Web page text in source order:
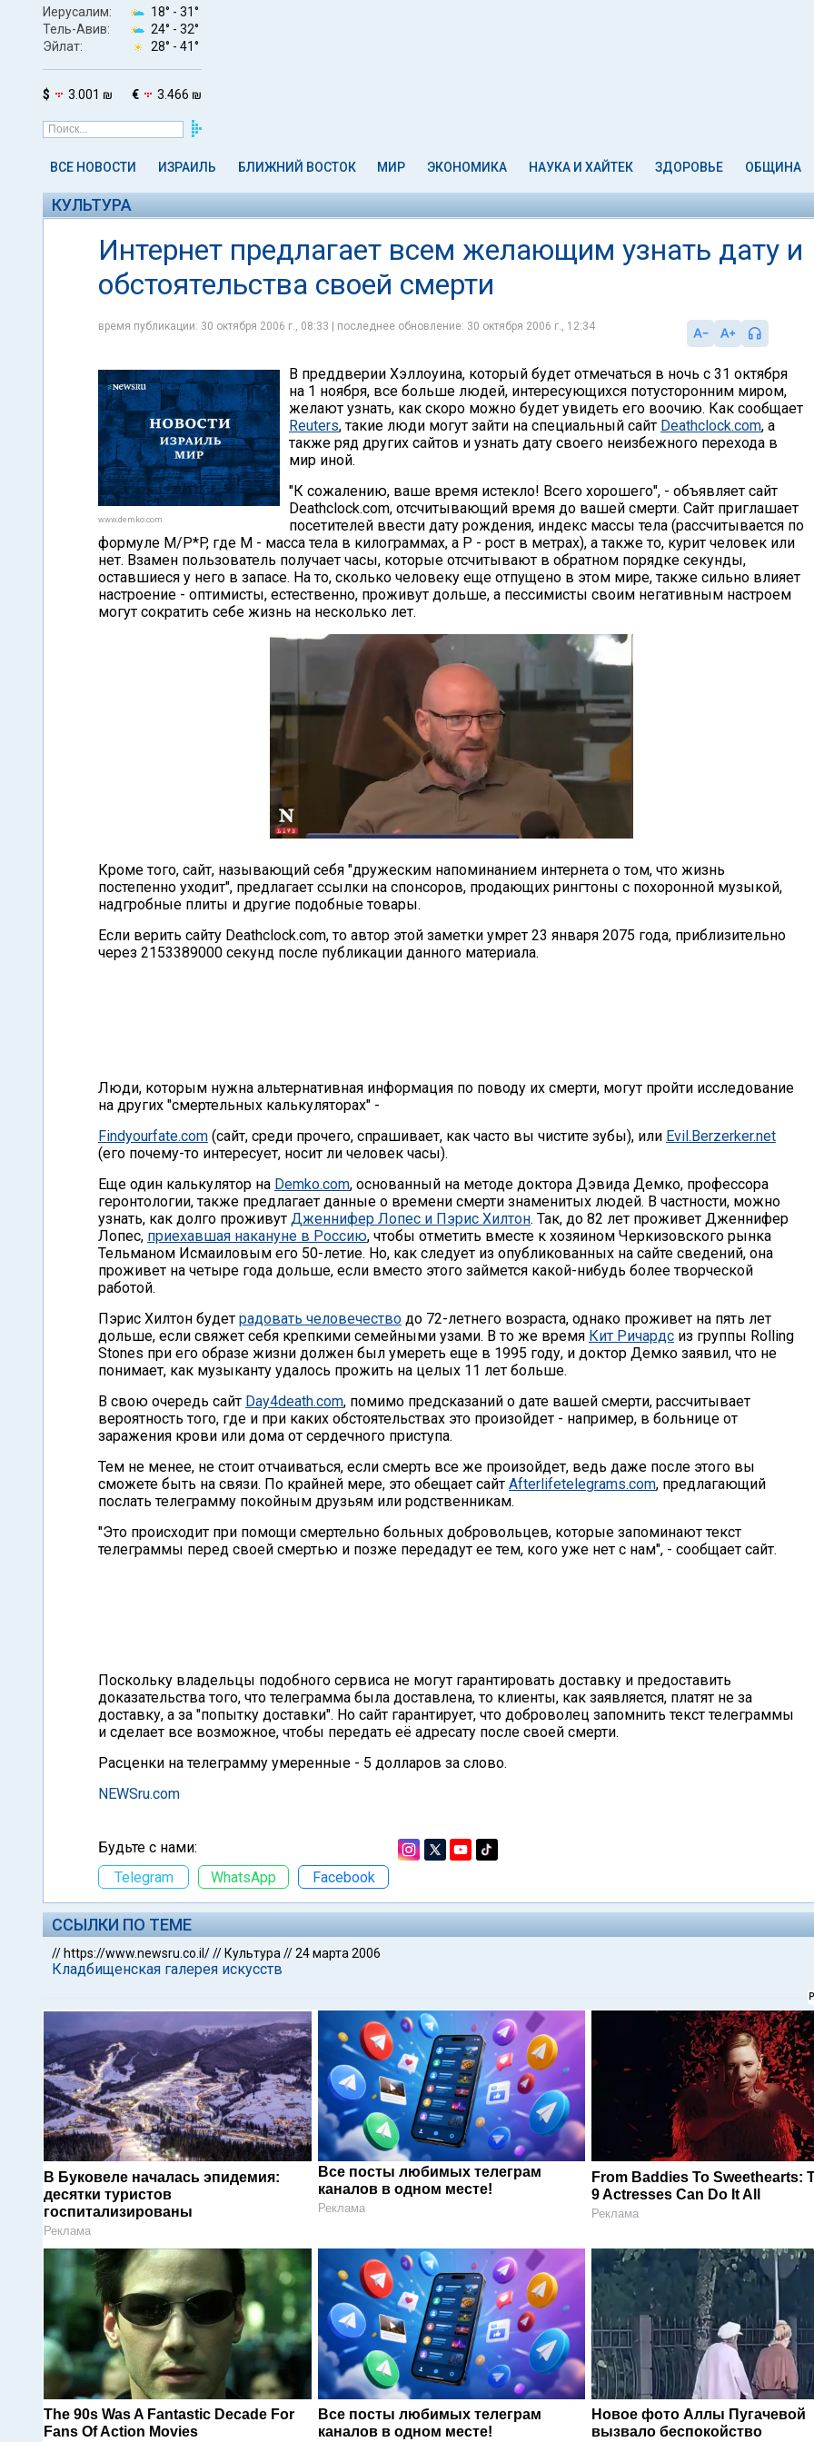
Иерусалим: 18° - 31°
Тель-Авив:
24° - 32°
Эйлат:
28° - 41°
$ 3.001 ₪ € 3.466 ₪
ВСЕ НОВОСТИ ИЗРАИЛЬ БЛИЖНИЙ ВОСТОК МИР ЭКОНОМИКА НАУКА И ХАЙТЕК ЗДОРОВЬЕ ОБЩИНА
КУЛЬТУРА
Интернет предлагает всем желающим узнать дату и
обстоятельства своей смерти
время публикации: 30 октября 2006 г., 08:33 | последнее обновление: 30 октября 2006 г., 12:34
www.demko.com
В преддверии Хэллоуина, который будет отмечаться в ночь с 31 октября
на 1 ноября, все больше людей, интересующихся потусторонним миром,
желают узнать, как скоро можно будет увидеть его воочию. Как сообщает
Reuters, такие люди могут зайти на специальный сайт Deathclock.com, а
также ряд других сайтов и узнать дату своего неизбежного перехода в
мир иной.
"К сожалению, ваше время истекло! Всего хорошего", - объявляет сайт
Deathclock.com, отсчитывающий время до вашей смерти. Сайт приглашает
посетителей ввести дату рождения, индекс массы тела (рассчитывается по
формуле M/P*P, где M - масса тела в килограммах, а P - рост в метрах), а также то, курит человек или
нет. Взамен пользователь получает часы, которые отсчитывают в обратном порядке секунды,
оставшиеся у него в запасе. На то, сколько человеку еще отпущено в этом мире, также сильно влияет
настроение - оптимисты, естественно, проживут дольше, а пессимисты своим негативным настроем
могут сократить себе жизнь на несколько лет.
Кроме того, сайт, называющий себя "дружеским напоминанием интернета о том, что жизнь
постепенно уходит", предлагает ссылки на спонсоров, продающих рингтоны с похоронной музыкой,
надгробные плиты и другие подобные товары.
Если верить сайту Deathclock.com, то автор этой заметки умрет 23 января 2075 года, приблизительно
через 2153389000 секунд после публикации данного материала.
Люди, которым нужна альтернативная информация по поводу их смерти, могут пройти исследование
на других "смертельных калькуляторах" -
Findyourfate.com (сайт, среди прочего, спрашивает, как часто вы чистите зубы), или Evil.Berzerker.net
(его почему-то интересует, носит ли человек часы).
Еще один калькулятор на Demko.com, основанный на методе доктора Дэвида Демко, профессора
геронтологии, также предлагает данные о времени смерти знаменитых людей. В частности, можно
узнать, как долго проживут Дженнифер Лопес и Пэрис Хилтон. Так, до 82 лет проживет Дженнифер
Лопес, приехавшая накануне в Россию, чтобы отметить вместе к хозяином Черкизовского рынка
Тельманом Исмаиловым его 50-летие. Но, как следует из опубликованных на сайте сведений, она
проживет на четыре года дольше, если вместо этого займется какой-нибудь более творческой
работой.
Пэрис Хилтон будет радовать человечество до 72-летнего возраста, однако проживет на пять лет
дольше, если свяжет себя крепкими семейными узами. В то же время Кит Ричардс из группы Rolling
Stones при его образе жизни должен был умереть еще в 1995 году, и доктор Демко заявил, что не
понимает, как музыканту удалось прожить на целых 11 лет больше.
В свою очередь сайт Day4death.com, помимо предсказаний о дате вашей смерти, рассчитывает
вероятность того, где и при каких обстоятельствах это произойдет - например, в больнице от
заражения крови или дома от сердечного приступа.
Тем не менее, не стоит отчаиваться, если смерть все же произойдет, ведь даже после этого вы
сможете быть на связи. По крайней мере, это обещает сайт Afterlifetelegrams.com, предлагающий
послать телеграмму покойным друзьям или родственникам.
"Это происходит при помощи смертельно больных добровольцев, которые запоминают текст
телеграммы перед своей смертью и позже передадут ее тем, кого уже нет с нам", - сообщает сайт.
Поскольку владельцы подобного сервиса не могут гарантировать доставку и предоставить
доказательства того, что телеграмма была доставлена, то клиенты, как заявляется, платят не за
доставку, а за "попытку доставки". Но сайт гарантирует, что доброволец запомнить текст телеграммы
и сделает все возможное, чтобы передать её адресату после своей смерти.
Расценки на телеграмму умеренные - 5 долларов за слово.
NEWSru.com
Будьте с нами:
Telegram
WhatsApp Facebook
ССЫЛКИ ПО ТЕМЕ
// https://www.newsru.co.il/// Культура //24 марта 2006
Кладбищенская галерея искусств
В Буковеле началась эпидемия:
десятки туристов
госпитализированы
Реклама
Все посты любимых телеграм
каналов в одном месте!
Реклама
From Baddies To Sweethearts:
9 Actresses Can Do It All
Реклама
The 90s Was A Fantastic Decade For
Fans Of Action Movies
Все посты любимых телеграм
каналов в одном месте!
Новое фото Аллы Пугачевой
вызвало беспокойство